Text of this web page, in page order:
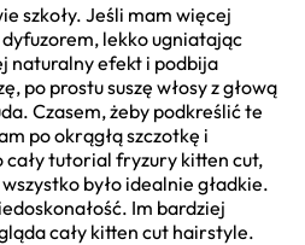
szkoły. Jeśli mam więcej
dyfuzorem, lekko ugniatając
naturalny efekt i podbija
po prostu suszę włosy z głową
Czasem, żeby podkreślić te
po okrągłą szczotkę i
tutorial fryzury kitten cut,
było idealnie gładkie.
Im bardziej
cały kitten cut hairstyle.